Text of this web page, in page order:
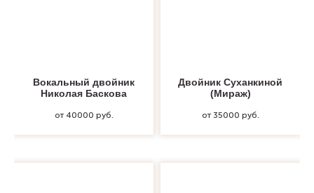
Вокальный двойник
Николая Баскова
от 40000 руб.
Двойник Суханкиной
(Мираж)
от 35000 руб.